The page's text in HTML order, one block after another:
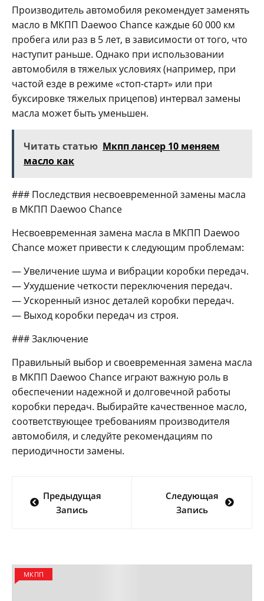
Производитель автомобиля рекомендует заменять
масло в МКПП Daewoo Chance каждые 60 000 км
пробега или раз в 5 лет, в зависимости от того, что
наступит раньше. Однако при использовании
автомобиля в тяжелых условиях (например, при
частой езде в режиме «стоп-старт» или при
буксировке тяжелых прицепов) интервал замены
масла может быть уменьшен.
Читать статью Мкпп лансер 10 меняем
масло как
### Последствия несвоевременной замены масла
в МКПП Daewoo Chance
Несвоевременная замена масла в МКПП Daewoo
Chance может привести к следующим проблемам:
— Увеличение шума и вибрации коробки передач.
— Ухудшение четкости переключения передач.
— Ускоренный износ деталей коробки передач.
— Выход коробки передач из строя.
### Заключение
Правильный выбор и своевременная замена масла
в МКПП Daewoo Chance играют важную роль в
обеспечении надежной и долговечной работы
коробки передач. Выбирайте качественное масло,
соответствующее требованиям производителя
автомобиля, и следуйте рекомендациям по
периодичности замены.
по
Предыдущая
Запись
Следующая
Запись
МКПП